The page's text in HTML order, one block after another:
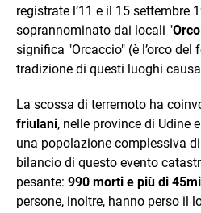
registrate l’11 e il 15 settembre
soprannominato dai locali "
significa "Orcaccio" (è l’orco del
tradizione di questi luoghi
La scossa di terremoto ha
friulani, nelle province di Udine
una popolazione complessiva
bilancio di questo evento
pesante: 990 morti e più di
persone, inoltre, hanno perso il